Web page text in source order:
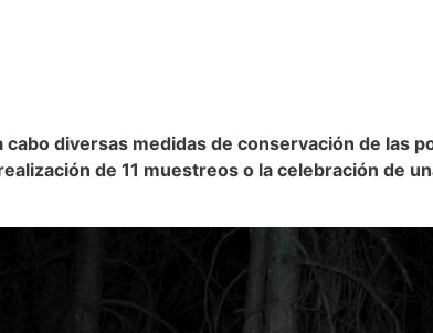
cabo diversas medidas de conservación de las
de 11 muestreos o la celebración de